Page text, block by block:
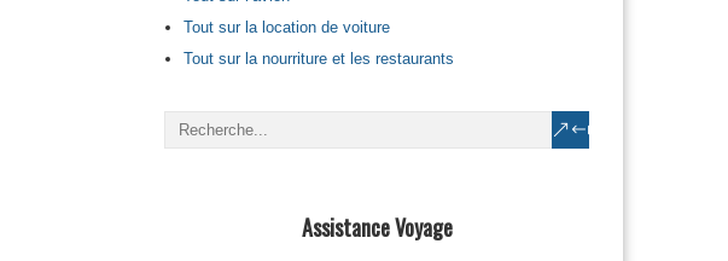
Tout sur la location de voiture
Tout sur la nourriture et les restaurants
Assistance Voyage